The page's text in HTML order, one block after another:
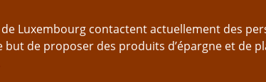
Luxembourg contactent actuellement des
de proposer des produits d’épargne et de